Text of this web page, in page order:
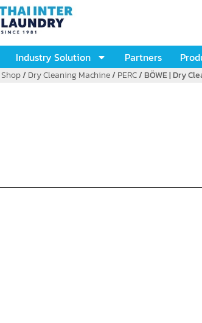
Industry Solution Partners
Shop/Dry Cleaning Machine/PERC/ BÖWE | Dry